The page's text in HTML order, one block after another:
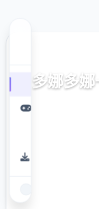
多娜多
官侧面普通话，中文